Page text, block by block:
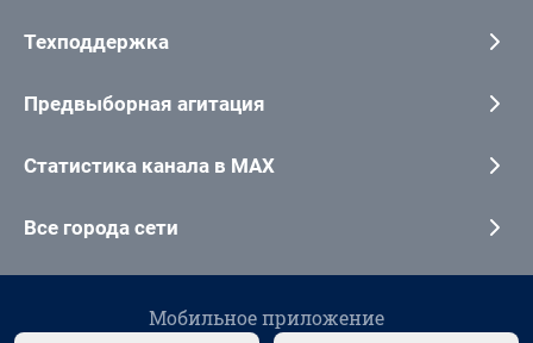
Техподдержка
Предвыборная агитация
Статистика канала в MAX
Все города сети
Мобильное приложение